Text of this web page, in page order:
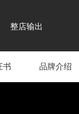
整店输出
书 品牌介绍